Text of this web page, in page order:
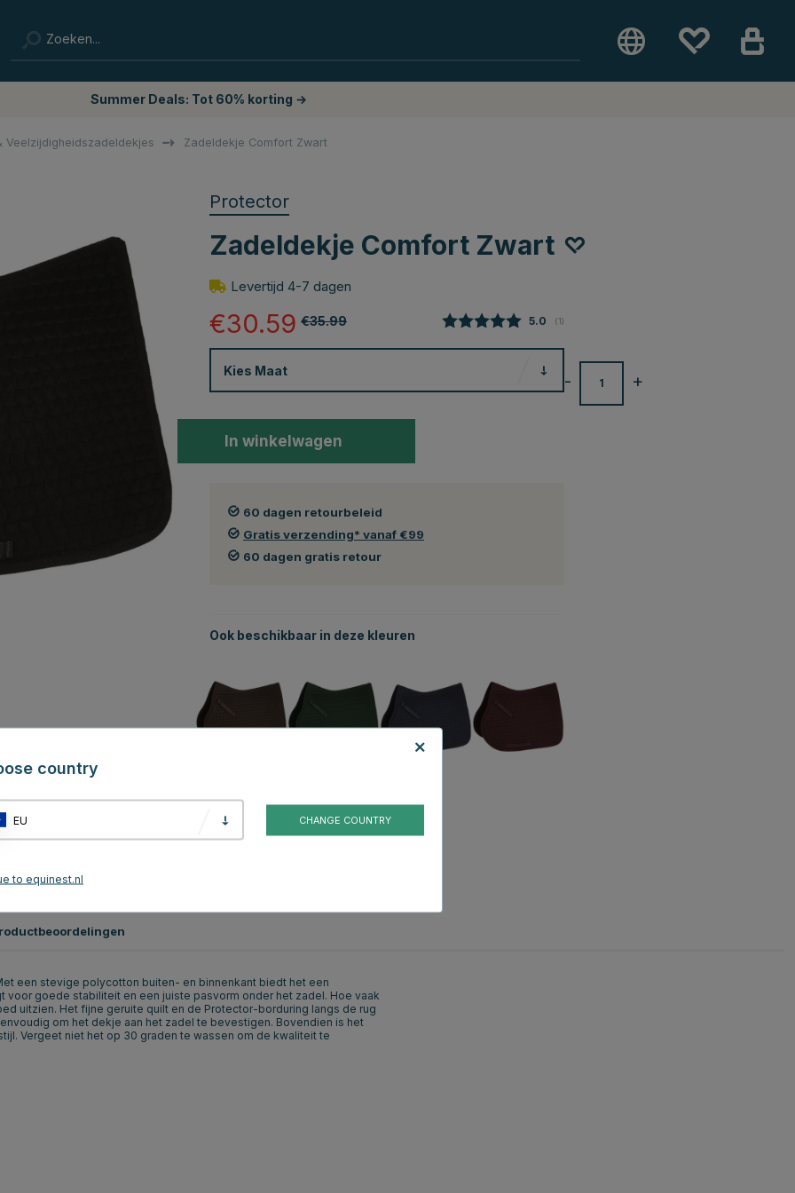
Summer Deals: Tot 60% korting →
Veelzijdigheidszadeldekjes Zadeldekje Comfort Zwart
Protector
Zadeldekje Comfort Zwart
Levertijd 4-7 dagen
€35.99
€30.59 Gemiddelde beoordeling:
5.0 (aantal stemmen:
1)
Kies Maat +
-
In winkelwagen
60 dagen retourbeleid
Gratis verzending* vanaf €99
60 dagen gratis retour
Ook beschikbaar in deze kleuren
een stevige polycotton buiten- en binnenkant biedt het een
goede stabiliteit en een juiste pasvorm onder het zadel. Hoe vaak
uitzien. Het fijne geruite quilt en de Protector-borduring langs de rug
om het dekje aan het zadel te bevestigen. Bovendien is het
Vergeet niet het op 30 graden te wassen om de kwaliteit te
country
EU CHANGE COUNTRY
to equinest.nl